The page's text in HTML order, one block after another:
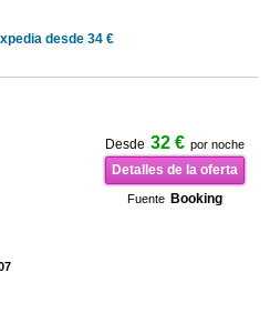
desde 34 €
Desde 32 € por noche
Detalles de la oferta
Fuente Booking